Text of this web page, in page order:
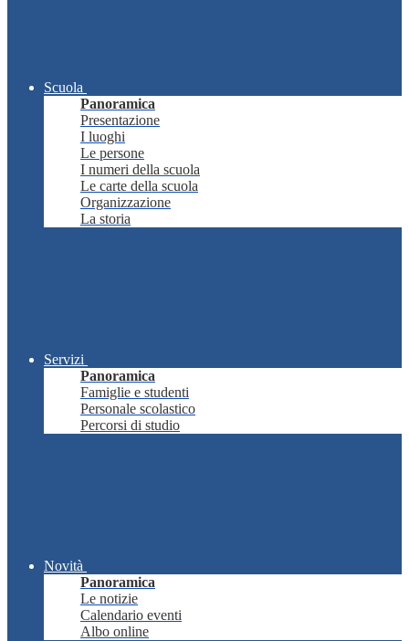
Scuola
Panoramica
Presentazione
I luoghi
Le persone
I numeri della scuola
Le carte della scuola
Organizzazione
La storia
Servizi
Panoramica
Famiglie e studenti
Personale scolastico
Percorsi di studio
Novità
Panoramica
Le notizie
Calendario eventi
Albo online